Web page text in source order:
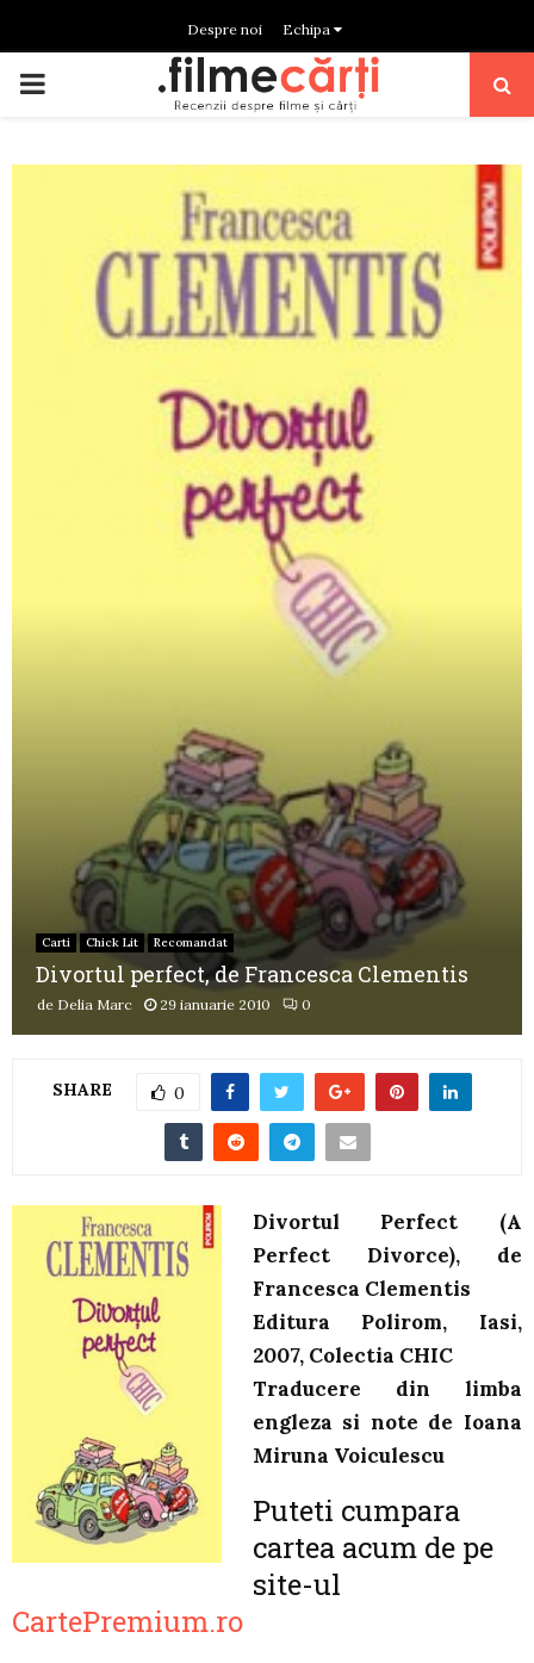
Despre noi Echipa
PRIMARY
Carti Chick Lit Recomandat
Divortul perfect, de Francesca Clementis
de Delia Marc 29 ianuarie 2010 0
SHARE 0
Divortul Perfect (A
Perfect Divorce), de
Francesca Clementis
Editura Polirom, Iasi,
2007, Colectia CHIC
Traducere din limba
engleza si note de Ioana
Miruna Voiculescu
Puteti cumpara
cartea acum de pe
site-ul
CartePremium.ro